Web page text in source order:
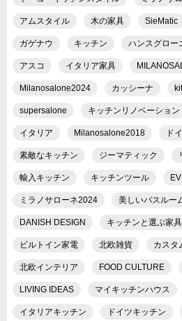
アムスタイル 木の家具 SieMatic
ガゲナウ キッチン ハンスグロー
アスコ イタリア家具
Milanosalone2024 カッシーナ
supersalone キッチンリノベーション
イタリア Milanosalone2018 ド
素敵なキッチン ジーマティック
輸入キッチン キッチンツール
ミラノサローネ2024 美しいバスルー
DANISH DESIGN キッチンと選ぶ家具
ビルトイン家電 北欧雑貨 カスタ
北欧インテリア FOOD CULTURE
LIVING IDEAS マイキッチンハウス
イタリアキッチン ドイツキッチン